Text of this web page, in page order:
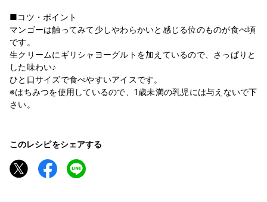
■コツ・ポイント
マンゴーは触ってみて少しやわらかいと感じる位のものが食べ頃
です。
生クリームにギリシャヨーグルトを加えているので、さっぱりと
した味わい♪
ひと口サイズで食べやすいアイスです。
※はちみつを使用しているので、1歳未満の乳児には与えないで下
さい。
このレシピをシェアする